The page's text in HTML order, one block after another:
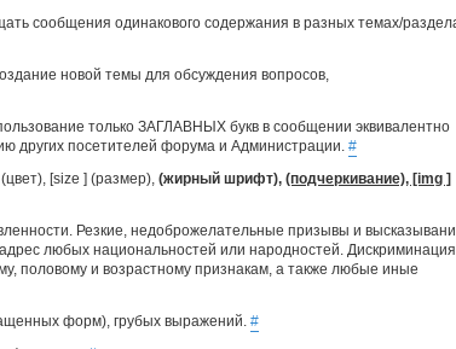
сообщения одинакового содержания в разных темах/
новой темы для обсуждения вопросов,
только ЗАГЛАВНЫХ букв в сообщении эквивалентно
других посетителей форума и Администрации. #
[size ] (размер), (жирный шрифт), (подчеркивание), [img ]
Резкие, недоброжелательные призывы и
любых национальностей или народностей. Дискриминация
половому и возрастному признакам, а также любые иные
форм), грубых выражений. #